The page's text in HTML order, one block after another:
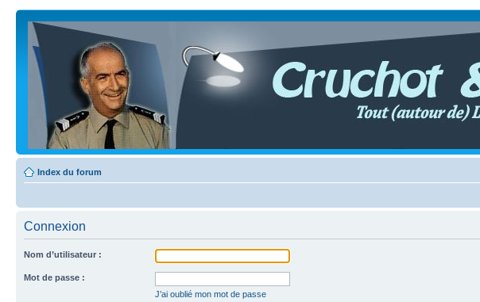
Index du forum
Connexion
Nom d’utilisateur :
Mot de passe :
J’ai oublié mon mot de passe